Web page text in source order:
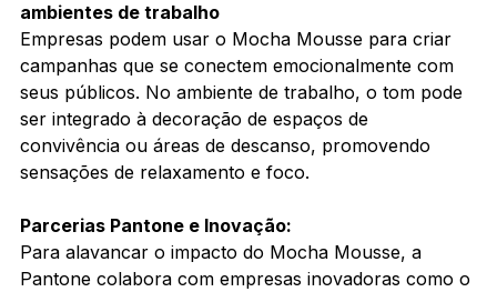
ambientes de trabalho
Empresas podem usar o Mocha Mousse para criar
campanhas que se conectem emocionalmente com
seus públicos. No ambiente de trabalho, o tom pode
ser integrado à decoração de espaços de
convivência ou áreas de descanso, promovendo
sensações de relaxamento e foco.
Parcerias Pantone e Inovação:
Para alavancar o impacto do Mocha Mousse, a
Pantone colabora com empresas inovadoras como o